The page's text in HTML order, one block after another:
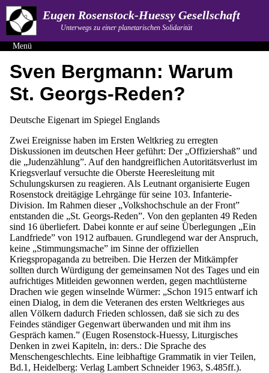
Eugen Rosenstock-Huessy Gesellschaft
Unterwegs zu einer planetarischen Solidarität
Menü
Sven Bergmann: Warum
St. Georgs-Reden?
Deutsche Eigenart im Spiegel Englands
Zwei Ereignisse haben im Ersten Weltkrieg zu erregten
Diskussionen im deutschen Heer geführt: Der „Offiziershaß” und
die „Judenzählung”. Auf den handgreiflichen Autoritätsverlust im
Kriegsverlauf versuchte die Oberste Heeresleitung mit
Schulungskursen zu reagieren. Als Leutnant organisierte Eugen
Rosenstock dreitägige Lehrgänge für seine 103. Infanterie-
Division. Im Rahmen dieser „Volkshochschule an der Front”
entstanden die „St. Georgs-Reden”. Von den geplanten 49 Reden
sind 16 überliefert. Dabei konnte er auf seine Überlegungen „Ein
Landfriede” von 1912 aufbauen. Grundlegend war der Anspruch,
keine „Stimmungsmache” im Sinne der offiziellen
Kriegspropaganda zu betreiben. Die Herzen der Mitkämpfer
sollten durch Würdigung der gemeinsamen Not des Tages und ein
aufrichtiges Mitleiden gewonnen werden, gegen machtlüsterne
Drachen wie gegen winselnde Würmer: „Schon 1915 entwarf ich
einen Dialog, in dem die Veteranen des ersten Weltkrieges aus
allen Völkern dadurch Frieden schlossen, daß sie sich zu des
Feindes ständiger Gegenwart überwanden und mit ihm ins
Gespräch kamen.” (Eugen Rosenstock-Huessy, Liturgisches
Denken in zwei Kapiteln, in: ders.: Die Sprache des
Menschengeschlechts. Eine leibhaftige Grammatik in vier Teilen,
Bd.1, Heidelberg: Verlag Lambert Schneider 1963, S.485ff.).